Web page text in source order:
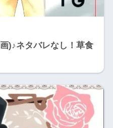
)♪ネタバレなし！草食